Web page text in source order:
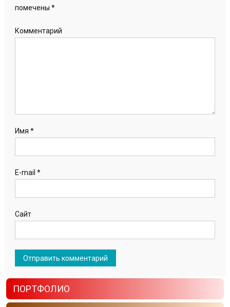
помечены *
Комментарий
Имя *
E-mail *
Сайт
ПОРТФОЛИО